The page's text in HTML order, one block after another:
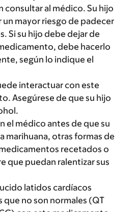
consultar al médico. Su hijo
mayor riesgo de padecer
Si su hijo debe dejar de
debe hacerlo
según lo indique el
interactuar con este
Asegúrese de que su hijo
el médico antes de que su
marihuana, otras formas de
recetados o
que puedan ralentizar sus
latidos cardíacos
que no son normales (QT